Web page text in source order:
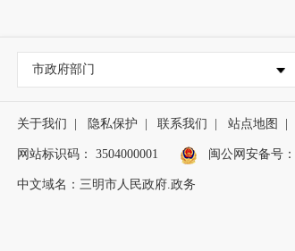
市政府部门
关于我们 隐私保护 联系我们 站点地图
网站标识码： 3504000001 闽公网安备号：
中文域名：三明市人民政府.政务